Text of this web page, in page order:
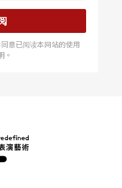
，然个人更期待古
激情些，尾声的疾
力亦当能更大。
家陈晓勇一九九八
、钢琴及敲击三位
意已阅读本网站的使用
。